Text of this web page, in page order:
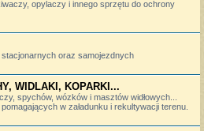
opylaczy i innego sprzętu do ochrony
oraz samojezdnych
WIDLAKI, KOPARKI...
spychów, wózków i masztów widłowych...
w załadunku i rekultywacji terenu.